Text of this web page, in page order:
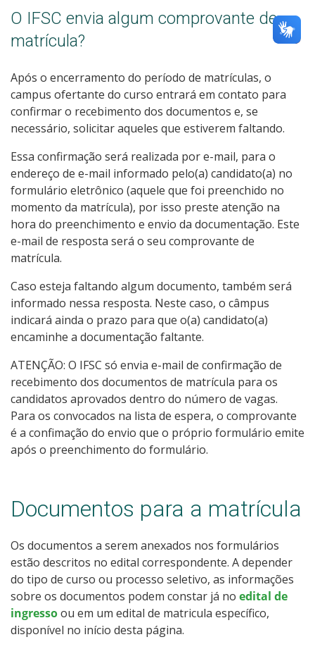
O IFSC envia algum comprovante de
matrícula?
Após o encerramento do período de matrículas, o
campus ofertante do curso entrará em contato para
confirmar o recebimento dos documentos e, se
necessário, solicitar aqueles que estiverem faltando.
Essa confirmação será realizada por e-mail, para o
endereço de e-mail informado pelo(a) candidato(a) no
formulário eletrônico (aquele que foi preenchido no
momento da matrícula), por isso preste atenção na
hora do preenchimento e envio da documentação. Este
e-mail de resposta será o seu comprovante de
matrícula.
Caso esteja faltando algum documento, também será
informado nessa resposta. Neste caso, o câmpus
indicará ainda o prazo para que o(a) candidato(a)
encaminhe a documentação faltante.
ATENÇÃO: O IFSC só envia e-mail de confirmação de
recebimento dos documentos de matrícula para os
candidatos aprovados dentro do número de vagas.
Para os convocados na lista de espera, o comprovante
é a confimação do envio que o próprio formulário emite
após o preenchimento do formulário.
Documentos para a matrícula
Os documentos a serem anexados nos formulários
estão descritos no edital correspondente. A depender
do tipo de curso ou processo seletivo, as informações
sobre os documentos podem constar já no edital de
ingressoou em um edital de matricula específico,
disponível no início desta página.